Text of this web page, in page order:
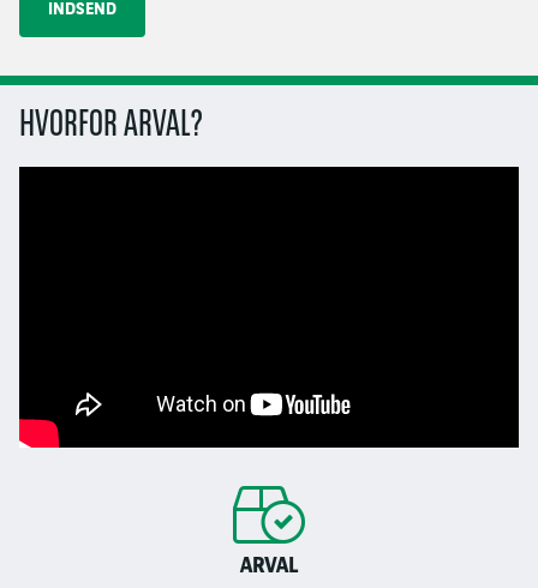
HVORFOR ARVAL?
ARVAL